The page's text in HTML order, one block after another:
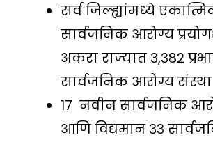
सर्व जिल्ह्यांमध्ये
सार्वजनिक आरोग्य
अकरा राज्यात ३,३८२
सार्वजनिक आरोग्य संस्था
१७ नवीन सार्वजनिक
आणि विद्यमान ३३